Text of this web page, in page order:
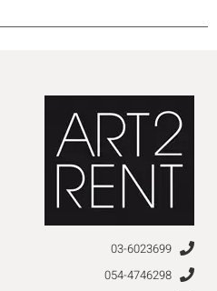
03-6023699
054-4746298